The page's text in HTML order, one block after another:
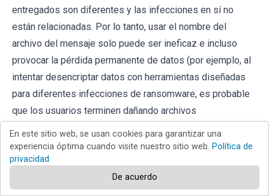
entregados son diferentes y las infecciones en sí no
están relacionadas. Por lo tanto, usar el nombre del
archivo del mensaje solo puede ser ineficaz e incluso
provocar la pérdida permanente de datos (por ejemplo, al
intentar desencriptar datos con herramientas diseñadas
para diferentes infecciones de ransomware, es probable
que los usuarios terminen dañando archivos
permanentemente y el desencriptado ya no será posible
incluso con la herramienta correcta).
Otra forma de identificar una infección de ransomware es
comprobar la extensión del archivo, que se adjunta a cada
En este sitio web, se usan cookies para garantizar una
experiencia óptima cuando visite nuestro sitio web. Política de
privacidad
De acuerdo